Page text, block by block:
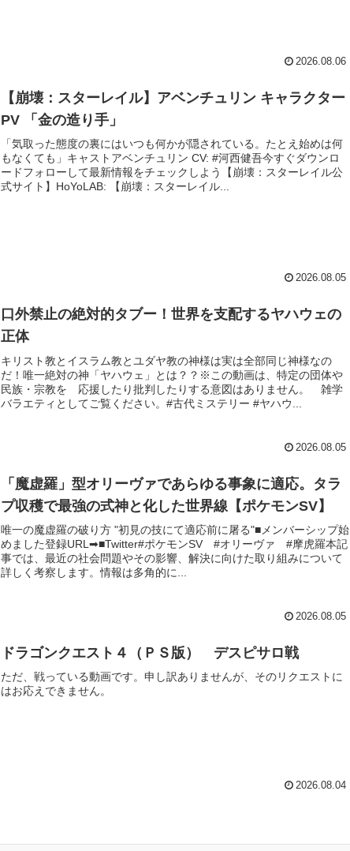
2026.08.06
【崩壊：スターレイル】アベンチュリン キャラクター
PV 「金の造り手」
「気取った態度の裏にはいつも何かが隠されている。たとえ始めは何
もなくても」キャストアベンチュリン CV: #河西健吾今すぐダウンロ
ードフォローして最新情報をチェックしよう【崩壊：スターレイル公
式サイト】HoYoLAB: 【崩壊：スターレイル...
2026.08.05
口外禁止の絶対的タブー！世界を支配するヤハウェの
正体
キリスト教とイスラム教とユダヤ教の神様は実は全部同じ神様なの
だ！唯一絶対の神「ヤハウェ」とは？？※この動画は、特定の団体や
民族・宗教を 応援したり批判したりする意図はありません。 雑学
バラエティとしてご覧ください。#古代ミステリー #ヤハウ...
2026.08.05
「魔虚羅」型オリーヴァであらゆる事象に適応。タラ
プ収穫で最強の式神と化した世界線【ポケモンSV】
唯一の魔虚羅の破り方 "初見の技にて適応前に屠る"■メンバーシップ始
めました登録URL➡■Twitter#ポケモンSV #オリーヴァ #摩虎羅本記
事では、最近の社会問題やその影響、解決に向けた取り組みについて
詳しく考察します。情報は多角的に...
2026.08.05
ドラゴンクエスト４（ＰＳ版） デスピサロ戦
ただ、戦っている動画です。申し訳ありませんが、そのリクエストに
はお応えできません。
2026.08.04